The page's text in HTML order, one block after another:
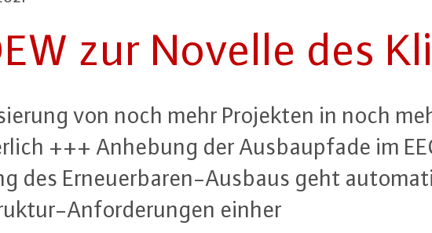
zur Novelle des
von noch mehr Projekten in noch
+++ Anhebung der Aus­baupfa­de im
des Er­neu­er­ba­ren-Aus­baus geht
An­for­de­run­gen einher